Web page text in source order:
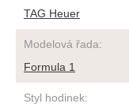
TAG Heuer
Modelová řada:
Formula 1
Styl hodinek: